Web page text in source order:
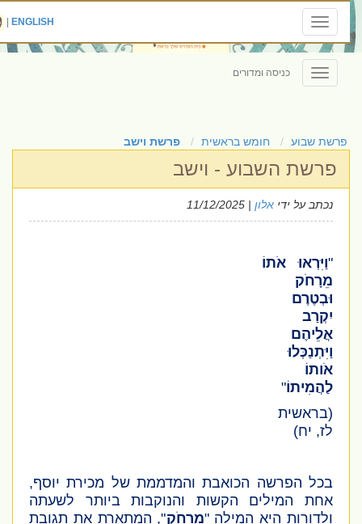
Toggle
navigation
ENGLISH
|
Toggle
navigation
כניסה ומדורים
פרשת שבוע חומש בראשית פרשת וישב
פרשת השבוע - וישב
נכתב על ידיאלון| 11/12/2025
וַיִּרְאוּ אֹתוֹ
מֵרָחֹק
וּבְטֶרֶם
יִקְרַב
אֲלֵיהֶם
וַיִּתְנַכְּלוּ
אֹותוֹ
לַהֲמִיתוֹ"
(בראשית
לז, יח)
בכל הפרשה הכואבת והמדממת של מכירת יוסף,
אחת המילים הקשות והנוקבות ביותר לשעתה
ולדורות היא המילה "מֵרָחֹק", המתארת את תגובת